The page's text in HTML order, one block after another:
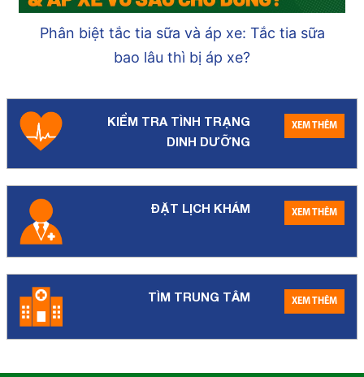
Phân biệt tắc tia sữa và áp xe: Tắc tia sữa
bao lâu thì bị áp xe?
KIỂM TRA TÌNH TRẠNG
DINH DƯỠNG
XEM THÊM
ĐẶT LỊCH KHÁM XEM THÊM
TÌM TRUNG TÂM XEM THÊM